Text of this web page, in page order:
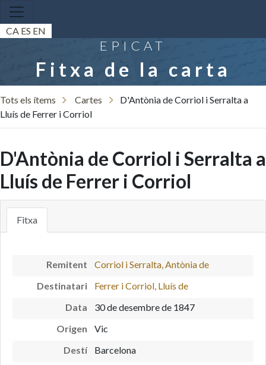
CA ES EN
EPICAT
Fitxa de la carta
Tots els ítems Cartes
D'Antònia de Corriol i Serralta a
Lluís de Ferrer i Corriol
D'Antònia de Corriol i Serralta a
Lluís de Ferrer i Corriol
Fitxa
Remitent
Corriol i Serralta, Antònia de
Destinatari
Ferrer i Corriol, Lluís de
Data
30 de desembre de 1847
Origen
Vic
Destí
Barcelona